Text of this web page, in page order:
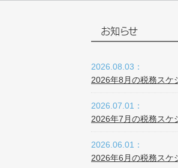
お知らせ
2026.08.03：
2026年8月の税務スケ
2026.07.01：
2026年7月の税務スケ
2026.06.01：
2026年6月の税務スケ